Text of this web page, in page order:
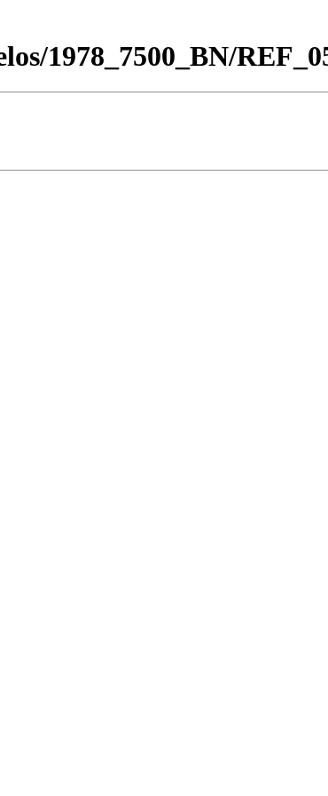
1978_7500_BN/